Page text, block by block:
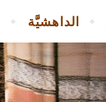
الداهشيَّة